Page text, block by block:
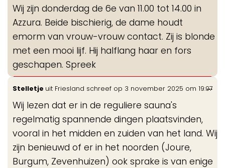
Wij zijn donderdag de 6e van 11.00 tot 14.00 in
Azzura. Beide bischierig, de dame houdt
emorm van vrouw-vrouw contact. Zij is blonde
met een mooi lijf. Hij halflang haar en fors
geschapen. Spreek
Stelletje uit Friesland schreef op 3 november 2025 om 19:07
Wij lezen dat er in de reguliere sauna's
regelmatig spannende dingen plaatsvinden,
vooral in het midden en zuiden van het land. Wij
zijn benieuwd of er in het noorden (Joure,
Burgum, Zevenhuizen) ook sprake is van enige
...